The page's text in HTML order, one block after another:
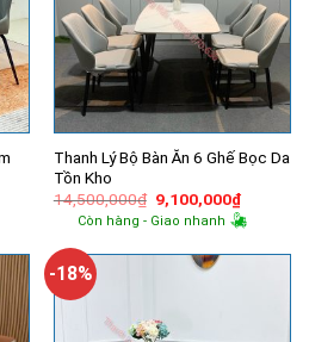
Thanh Lý Bộ Bàn Ăn 6 Ghế Bọc Da
Tồn Kho
14,500,000₫ Giá
gốc
là:
9,100,000₫Giá
hiện
tại
Còn hàng - Giao nhanh
-18%